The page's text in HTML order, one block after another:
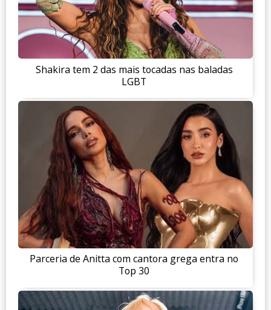
Shakira tem 2 das mais tocadas nas baladas
LGBT
Parceria de Anitta com cantora grega entra no
Top 30